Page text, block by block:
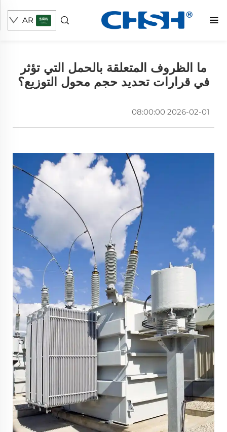
AR
ما الظروف المتعلقة بالحمل التي تؤثر
في قرارات تحديد حجم محول التوزيع؟
2026-02-01 08:00:00